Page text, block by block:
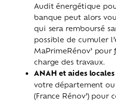
Audit énergétique
banque peut alors
qui sera remboursé
possible de cumuler
MaPrimeRénov’ pour
charge des travaux.
ANAH et aides locales
votre département
(France Rénov’) pour